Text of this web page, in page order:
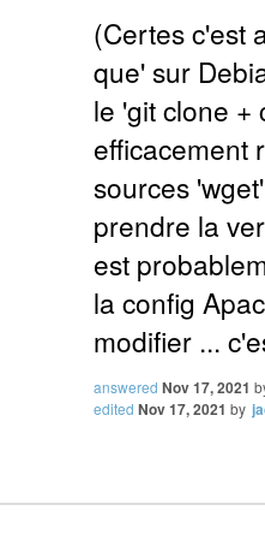
(Certes c'est
que' sur
le 'git clone +
efficacement
sources
prendre la
est
la config
modifier ...
answered Nov 17, 2021
edited Nov 17, 2021 by